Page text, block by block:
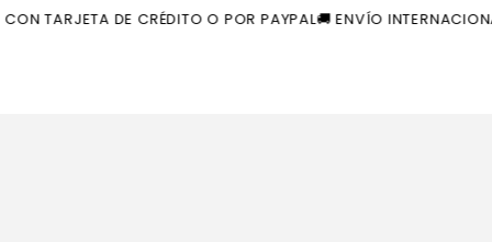
IR AL
CONTENIDO
TARJETA DE CRÉDITO O POR PAYPAL🚚 ENVÍO INTERNACIONAL
Productos similares